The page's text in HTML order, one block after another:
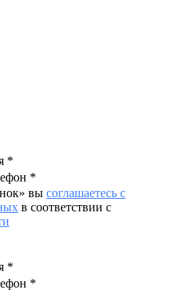
*
*
вы соглашаетесь с
в соответствии с
*
*